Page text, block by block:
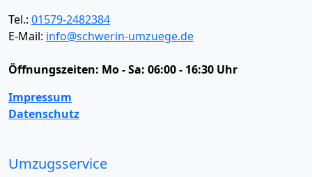
Tel.: 01579-2482384
E-Mail: info@schwerin-umzuege.de
Öffnungszeiten: Mo - Sa: 06:00 - 16:30 Uhr
Impressum
Datenschutz
Umzugsservice